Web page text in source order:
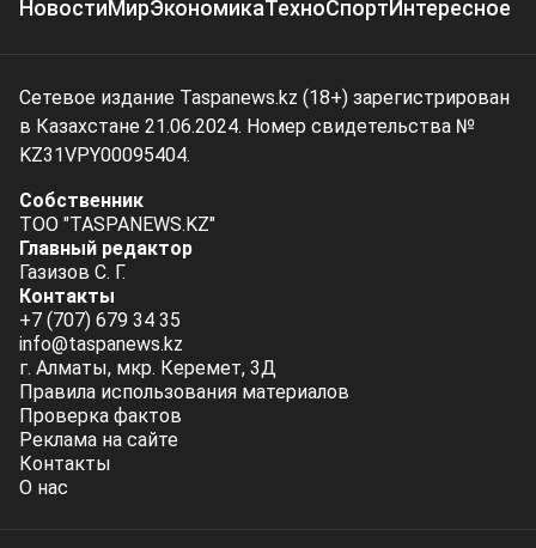
НовостиМирЭкономикаТехноСпортИнтересное
Сетевое издание Taspanews.kz (18+) зарегистрирован
в Казахстане 21.06.2024. Номер свидетельства №
KZ31VPY00095404.
Собственник
ТОО "TASPANEWS.KZ"
Главный редактор
Газизов С. Г.
Контакты
+7 (707) 679 34 35
info@taspanews.kz
г. Алматы, мкр. Керемет, 3Д
Правила использования материалов
Проверка фактов
Реклама на сайте
Контакты
О нас